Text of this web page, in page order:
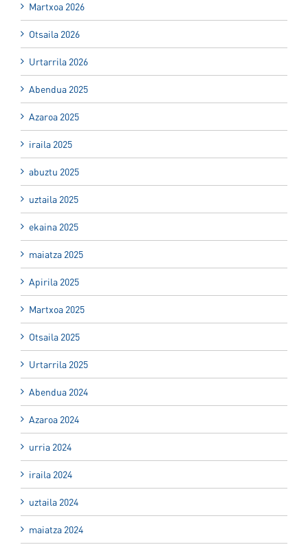
Martxoa 2026
Otsaila 2026
Urtarrila 2026
Abendua 2025
Azaroa 2025
iraila 2025
abuztu 2025
uztaila 2025
ekaina 2025
maiatza 2025
Apirila 2025
Martxoa 2025
Otsaila 2025
Urtarrila 2025
Abendua 2024
Azaroa 2024
urria 2024
iraila 2024
uztaila 2024
maiatza 2024